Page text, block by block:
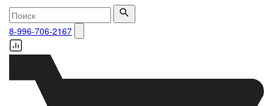
8-996-706-2167